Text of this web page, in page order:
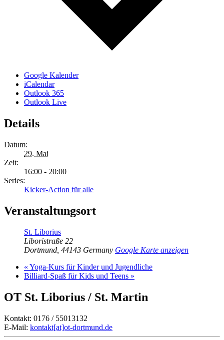
Google Kalender
iCalendar
Outlook 365
Outlook Live
Details
Datum:
29. Mai
Zeit:
16:00 - 20:00
Series:
Kicker-Action für alle
Veranstaltungsort
St. Liborius
Liboristraße 22
Dortmund 44143 Germany Google Karte anzeigen
« Yoga-Kurs für Kinder und Jugendliche
Billiard-Spaß für Kids und Teens »
OT St. Liborius / St. Martin
Kontakt: 0176 / 55013132
E-Mail: kontakt[at]ot-dortmund.de